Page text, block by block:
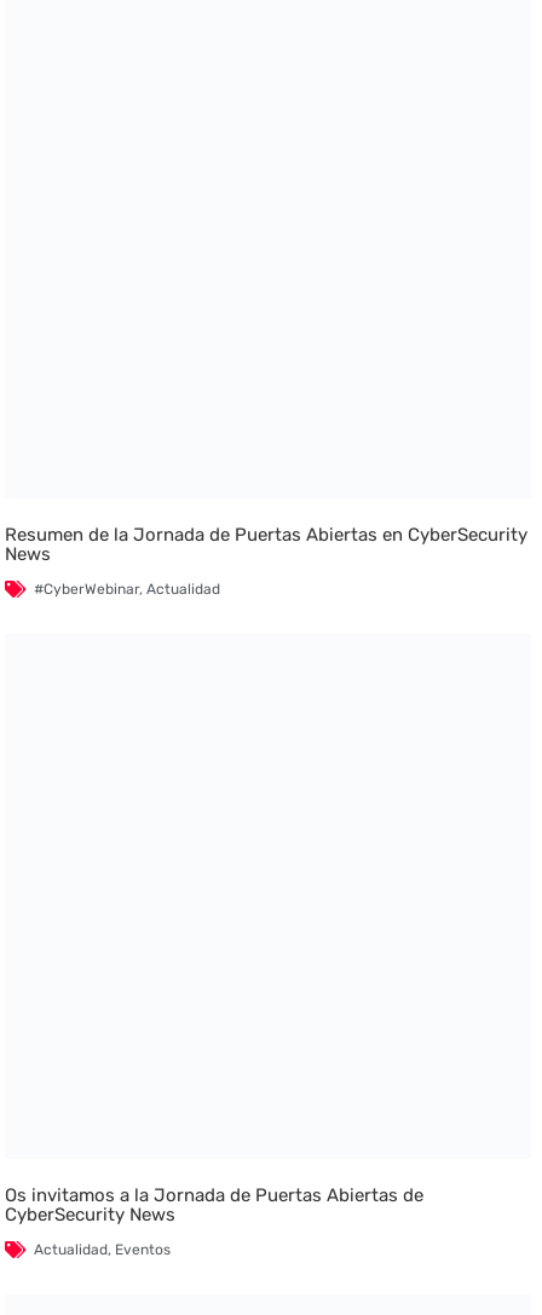
Resumen de la Jornada de Puertas Abiertas en CyberSecurity
News
#CyberWebinar,Actualidad
Os invitamos a la Jornada de Puertas Abiertas de
CyberSecurity News
Actualidad, Eventos